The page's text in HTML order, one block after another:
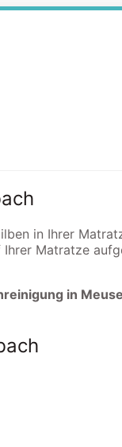
in Ihrer
Matratze
in